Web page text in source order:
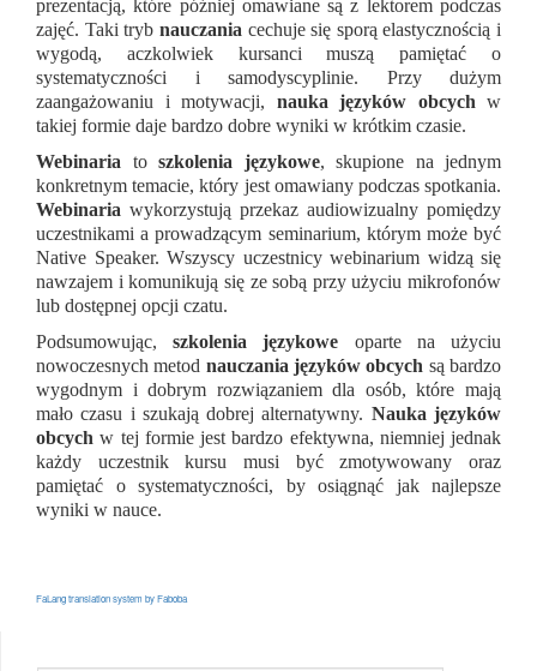
prezentacją, które później omawiane są z lektorem podczas
zajęć. Taki tryb nauczania cechuje się sporą elastycznością i
wygodą, aczkolwiek kursanci muszą pamiętać o
systematyczności i samodyscyplinie. Przy dużym
zaangażowaniu i motywacji, nauka języków obcych w
takiej formie daje bardzo dobre wyniki w krótkim czasie.
Webinaria to szkolenia językowe, skupione na jednym
konkretnym temacie, który jest omawiany podczas spotkania.
Webinaria wykorzystują przekaz audiowizualny pomiędzy
uczestnikami a prowadzącym seminarium, którym może być
Native Speaker. Wszyscy uczestnicy webinarium widzą się
nawzajem i komunikują się ze sobą przy użyciu mikrofonów
lub dostępnej opcji czatu.
Podsumowując,szkolenia językowe oparte na użyciu
nowoczesnych metod nauczania języków obcych są bardzo
wygodnym i dobrym rozwiązaniem dla osób, które mają
mało czasu i szukają dobrej alternatywny. Nauka języków
obcychw tej formie jest bardzo efektywna, niemniej jednak
każdy uczestnik kursu musi być zmotywowany oraz
pamiętać o systematyczności, by osiągnąć jak najlepsze
wyniki w nauce.
FaLang translation system by Faboba